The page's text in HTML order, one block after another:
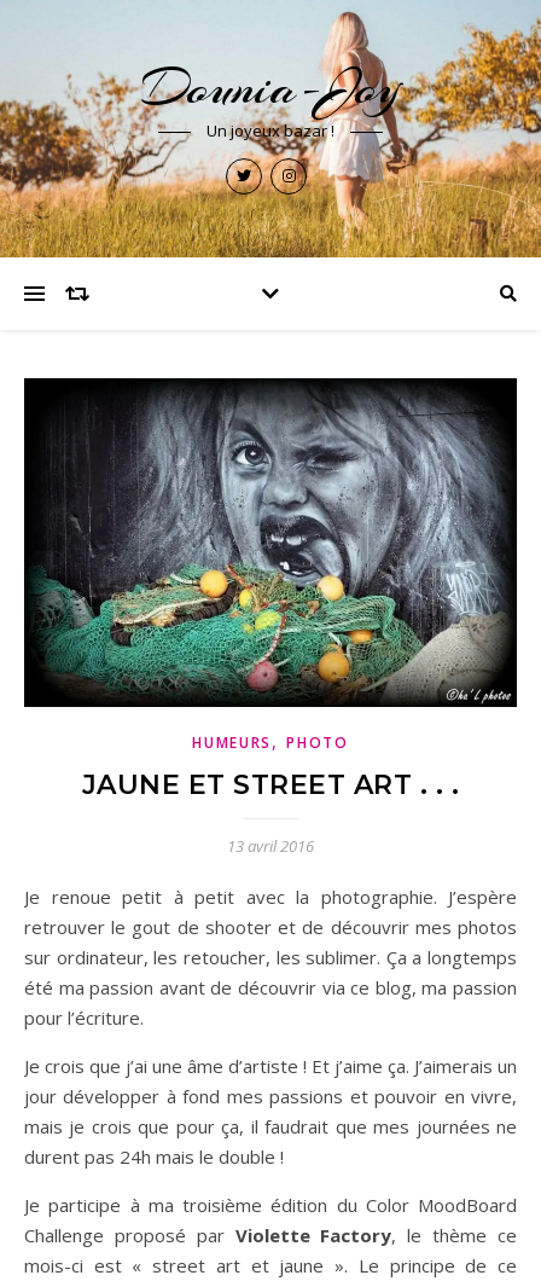
Dounia-Joy
Un joyeux bazar !
HUMEURS ,PHOTO
JAUNE ET STREET ART . . .
13 avril 2016
Je renoue petit à petit avec la photographie. J’espère
retrouver le gout de shooter et de découvrir mes photos
sur ordinateur, les retoucher, les sublimer. Ça a longtemps
été ma passion avant de découvrir via ce blog, ma passion
pour l’écriture.
Je crois que j’ai une âme d’artiste ! Et j’aime ça. J’aimerais un
jour développer à fond mes passions et pouvoir en vivre,
mais je crois que pour ça, il faudrait que mes journées ne
durent pas 24h mais le double !
Je participe à ma troisième édition du Color MoodBoard
Challenge proposé par Violette Factory, le thème ce
mois-ci est « street art et jaune ». Le principe de ce